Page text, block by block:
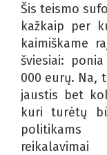
Šis teismo
kažkaip per
kaimiškame
šviesiai:
000 eurų. Na,
jaustis bet
kuri turėtų
politikams